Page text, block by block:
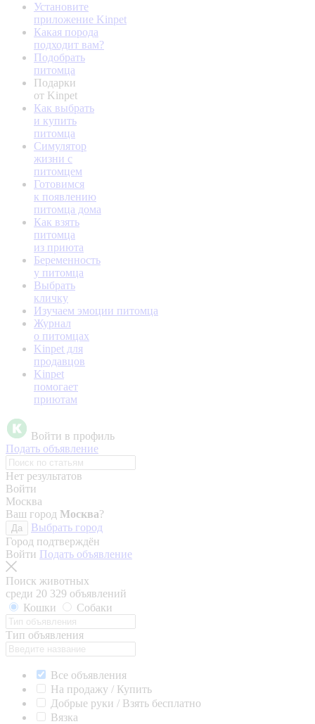
Установите
приложение Kinpet
Какая порода
подходит вам?
Подобрать
питомца
Подарки
от Kinpet
Как выбрать
и купить
питомца
Симулятор
жизни с
питомцем
Готовимся
к появлению
питомца дома
Как взять
питомца
из приюта
Беременность
у питомца
Выбрать
кличку
Изучаем эмоции питомца
Журнал
о питомцах
Kinpet для
продавцов
Kinpet
помогает
приютам
Войти в профиль
Подать объявление
Нет результатов
Войти
Москва
Ваш город Москва?
Да
Выбрать город
Город подтверждён
Войти Подать объявление
Поиск животных
среди 20 329 объявлений
Кошки
Собаки
Тип объявления
Все объявления
На продажу / Купить
Добрые руки / Взять бесплатно
Вязка